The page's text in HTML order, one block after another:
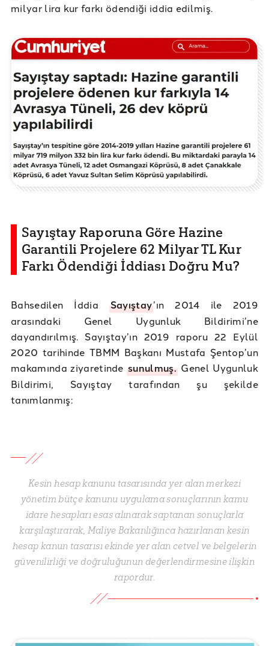
milyar lira kur farkı ödendiği iddia edilmiş.
Sayıştay Raporuna Göre Hazine
Garantili Projelere 62 Milyar TL Kur
Farkı Ödendiği İddiası Doğru Mu?
Bahsedilen İddia Sayıştay’ın 2014 ile 2019
arasındaki Genel Uygunluk Bildirimi’ne
dayandırılmış. Sayıştay’ın 2019 raporu 22 Eylül
2020 tarihinde TBMM Başkanı Mustafa Şentop’un
makamında ziyaretindesunulmuş. Genel Uygunluk
Bildirimi, Sayıştay tarafından şu şekilde
tanımlanmış:
Kesin hesap kanunu tasarısında yer alan merkezi
yönetim bütçe kanunu uygulama sonuçlarının kamu
idare hesapları esas alınarak saptanan sonuçlarla
karşılaştırarak, Maliye Bakanlığınca hazırlanan kesin
hesap kanun tasarısı ekinde yer alan cetvel ve belgelerin
güvenilirliği ve doğruluğunun değerlendirmesine ilişkin
rapordur.